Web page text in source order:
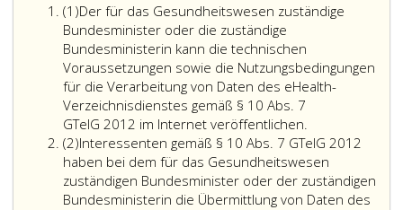
(1)Absatz
eins
Der für das Gesundheitswesen zuständige
Bundesminister oder die zuständige
Bundesministerin kann die technischen
Voraussetzungen sowie die Nutzungsbedingungen
für die Verarbeitung von Daten des eHealth-
Verzeichnisdienstes gemäß § 10 Abs. 7
GTelG 2012 im Internet veröffentlichen.
für
das
zuständige
(2)Absatz
2
Interessenten gemäß § 10 Abs. 7 GTelG 2012
haben bei dem für das Gesundheitswesen
zuständigen Bundesminister oder der zuständigen
Bundesministerin die Übermittlung von Daten des